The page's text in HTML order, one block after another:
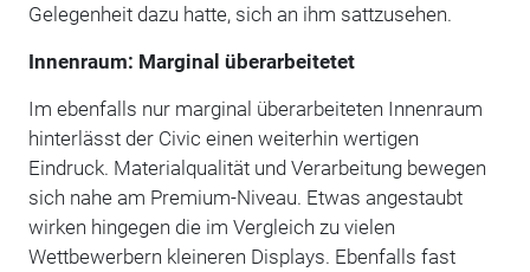
Gelegenheit dazu hatte, sich an ihm sattzusehen.
Innenraum: Marginal überarbeitetet
Im ebenfalls nur marginal überarbeiteten Innenraum
hinterlässt der Civic einen weiterhin wertigen
Eindruck. Materialqualität und Verarbeitung bewegen
sich nahe am Premium-Niveau. Etwas angestaubt
wirken hingegen die im Vergleich zu vielen
Wettbewerbern kleineren Displays. Ebenfalls fast